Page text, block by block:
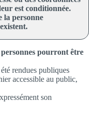
est conditionnée.
la personne
personnes pourront être
rendues publiques
accessible au public,
son